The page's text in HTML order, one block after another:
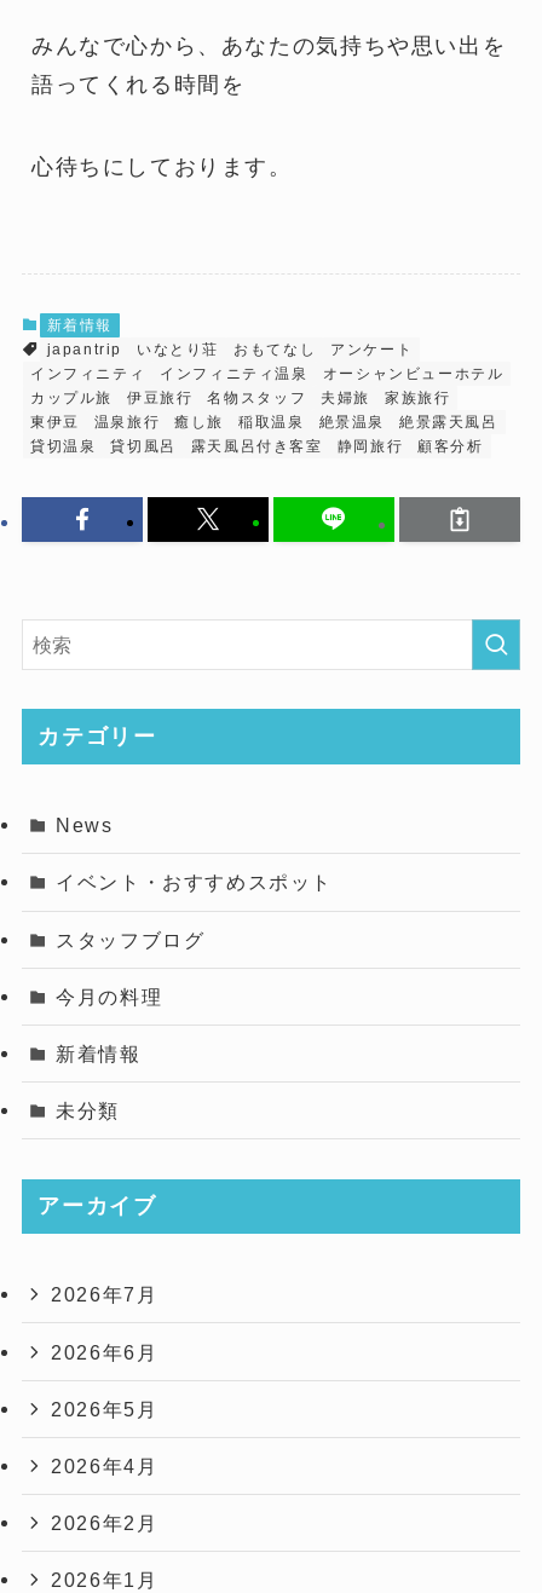
みんなで心から、あなたの気持ちや思い出を
語ってくれる時間を
心待ちにしております。
新着情報
japantrip
いなとり荘 おもてなし
アンケート
インフィニティ
インフィニティ温泉
オーシャンビューホテル
カップル旅
伊豆旅行 名物スタッフ 夫婦旅
家族旅行
東伊豆
温泉旅行 癒し旅 稲取温泉 絶景温泉
絶景露天風呂
貸切温泉
貸切風呂 露天風呂付き客室 静岡旅行 顧客分析
カテゴリー
News
イベント・おすすめスポット
スタッフブログ
今月の料理
新着情報
未分類
アーカイブ
2026年7月
2026年6月
2026年5月
2026年4月
2026年2月
2026年1月